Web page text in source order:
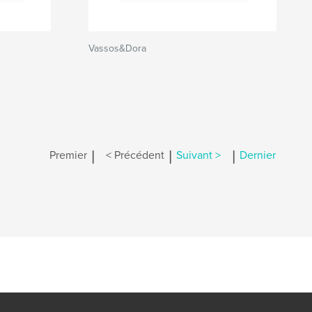
Vassos&Dora
Premier | < Précédent | Suivant > | Dernier